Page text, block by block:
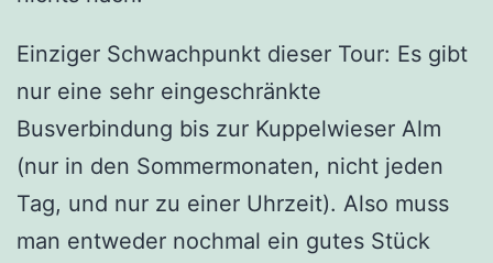
Einziger Schwachpunkt dieser Tour: Es gibt
nur eine sehr eingeschränkte
Busverbindung bis zur Kuppelwieser Alm
(nur in den Sommermonaten, nicht jeden
Tag, und nur zu einer Uhrzeit). Also muss
man entweder nochmal ein gutes Stück